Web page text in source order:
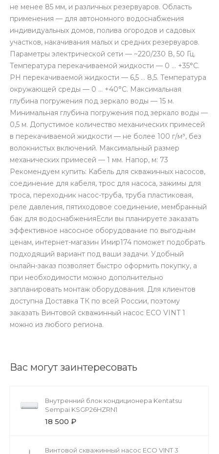
не менее 85 мм, и различных резервуаров. Область
применения — для автономного водоснабжения
индивидуальных домов, полива огородов и садовых
участков, накачивания малых и средних резервуаров.
Параметры электрической сети — ~220/230 В, 50 Гц.
Температура перекачиваемой жидкости — 0 … +35°С.
РН перекачиваемой жидкости — 6,5 … 8,5. Температура
окружающей среды — 0 … +40°С. Максимальная
глубина погружения под зеркало воды — 15 м.
Минимальная глубина погружения под зеркало воды —
0,5 м. Допустимое количество механических примесей
в перекачиваемой жидкости — не более 100 г/м³, без
волокнистых включений. Максимальный размер
механических примесей — 1 мм. Напор, м: 73
Рекомендуем купить: Kабель для скважинных насосов,
соединение для кабеля, трос для насоса, зажимы для
троса, переходник насос-труба, труба пластиковая,
реле давления, пятиходовое соединение, мембранный
бак для водоснабженияЕсли вы планируете заказать
эффективное насосное оборудование по выгодным
ценам, интернет-магазин Имир174 поможет подобрать
подходящий вариант под ваши задачи. Удобный
онлайн-заказ позволяет быстро оформить покупку, а
при необходимости можно дополнительно
запланировать монтаж оборудования. Для клиентов
доступна Доставка ТК по всей России, поэтому
заказать Винтовой скважинный насос ECO VINT 1
можно из любого региона.
Вас могут заинтересовать
Внутренний блок кондиционера Kentatsu
Sempai KSGP26HZRN1
18 500 ₽
Винтовой скважинный насос ECO VINT 3